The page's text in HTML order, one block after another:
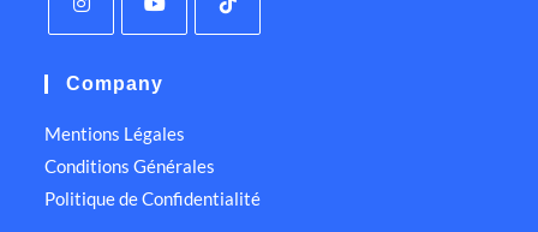
Company
Mentions Légales
Conditions Générales
Politique de Confidentialité